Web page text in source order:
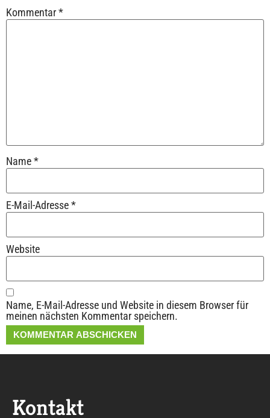
Kommentar*
Name*
E-Mail-Adresse*
Website
Name, E-Mail-Adresse und Website in diesem Browser für
meinen nächsten Kommentar speichern.
Alternative:
Kontakt